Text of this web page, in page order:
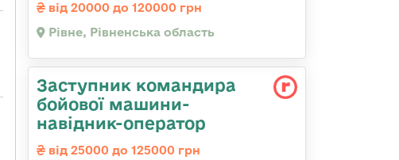
від 20000 до 120000 грн
Рівне, Рівненська область
Заступник командира
бойової машини-
навідник-оператор
від 25000 до 125000 грн